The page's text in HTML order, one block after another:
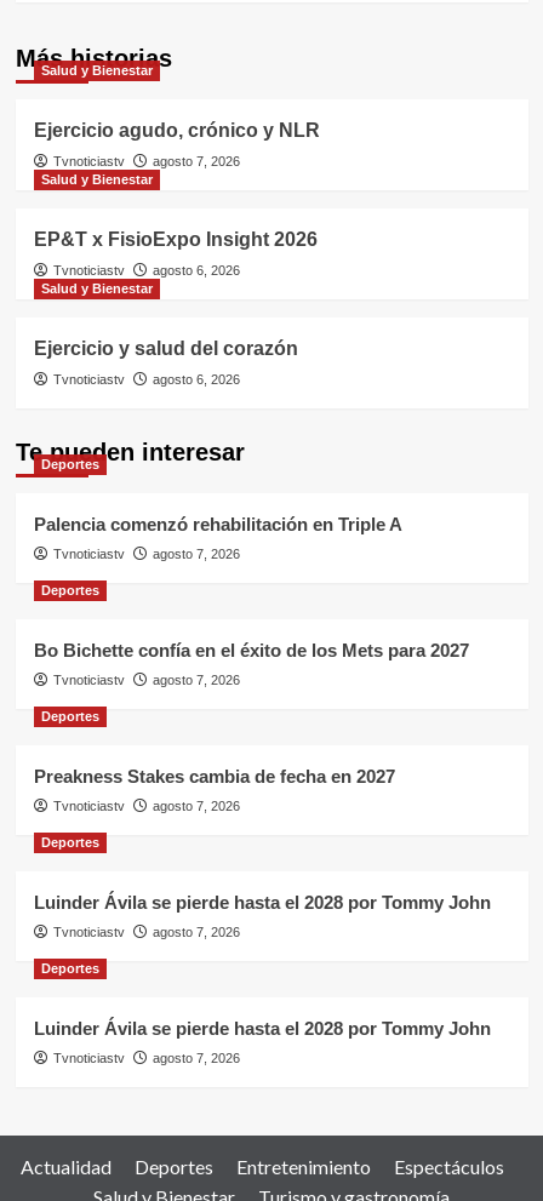
Más historias
Salud y Bienestar
Ejercicio agudo, crónico y NLR
Tvnoticiastv
agosto 7, 2026
Salud y Bienestar
EP&T x FisioExpo Insight 2026
Tvnoticiastv
agosto 6, 2026
Salud y Bienestar
Ejercicio y salud del corazón
Tvnoticiastv agosto 6, 2026
Te pueden interesar
Deportes
Palencia comenzó rehabilitación en Triple A
Tvnoticiastv agosto 7, 2026
Deportes
Bo Bichette confía en el éxito de los Mets para 2027
Tvnoticiastv agosto 7, 2026
Deportes
Preakness Stakes cambia de fecha en 2027
Tvnoticiastv agosto 7, 2026
Deportes
Luinder Ávila se pierde hasta el 2028 por Tommy John
Tvnoticiastv agosto 7, 2026
Deportes
Luinder Ávila se pierde hasta el 2028 por Tommy John
Tvnoticiastv agosto 7, 2026
Actualidad Deportes Entretenimiento
Espectáculos